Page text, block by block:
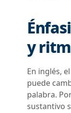
y
En inglés, el
puede
palabra.
sustantivo